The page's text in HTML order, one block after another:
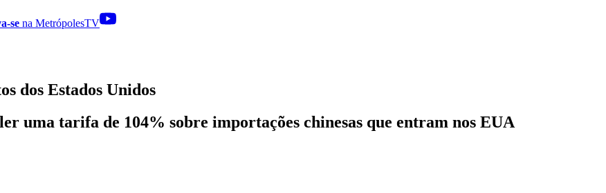
se na MetrópolesTV
dos Estados Unidos
uma tarifa de 104% sobre importações chinesas que entram nos EUA